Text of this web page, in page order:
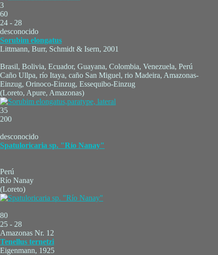
3
60
24 - 28
desconocido
Sorubim elongatus
Littmann, Burr, Schmidt & Isern, 2001
Brasil, Bolivia, Ecuador, Guayana, Colombia, Venezuela, Perú
Caño Ullpa, río Itaya, caño San Miguel, rio Madeira, Amazonas-
Einzug, Orinoco-Einzug, Essequibo-Einzug
(Loreto, Apure, Amazonas)
35
200
desconocido
Spatuloricaria sp. "Río Nanay"
Perú
Río Nanay
(Loreto)
80
25 - 28
Amazonas Nr. 12
Tenellus ternetzi
Eigenmann, 1925